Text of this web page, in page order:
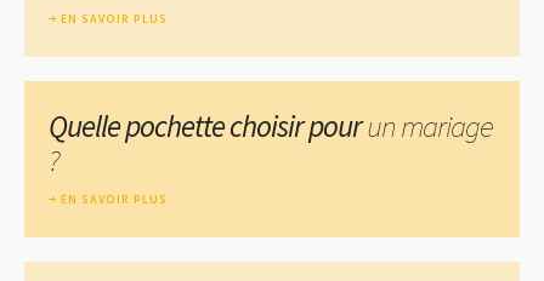
EN SAVOIR PLUS
Quelle pochette choisir pourun mariage
?
EN SAVOIR PLUS